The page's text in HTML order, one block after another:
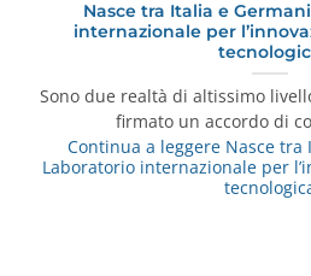
Nasce tra Italia e
internazionale per
Sono due realtà di altissimo
firmato un accordo di
Continua a leggere Nasce tra
Laboratorio internazionale per